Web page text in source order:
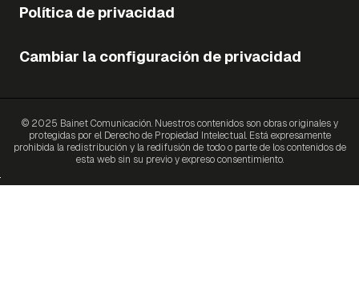
Política de privacidad
Cambiar la configuración de privacidad
© 2025 Bainet Comunicación. Nuestros contenidos son obras originales y
protegidas por el Derecho de Propiedad Intelectual. Está expresamente
prohibida la redistribución y la redifusión de todo o parte de los contenidos de
esta web sin su previo y expreso consentimiento.